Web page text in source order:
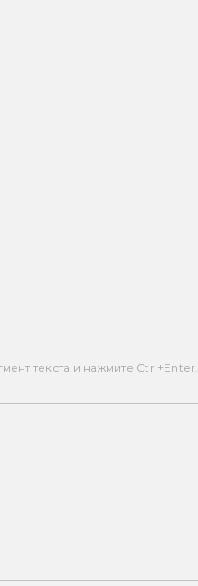
текста и нажмите Ctrl+Enter.